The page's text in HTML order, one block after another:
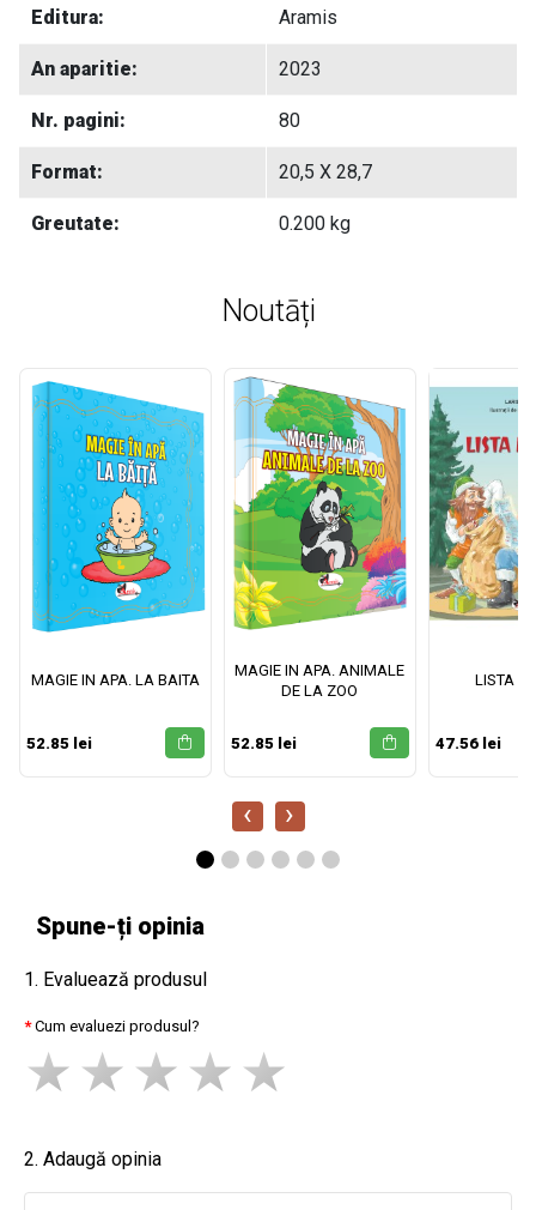
Editura: Aramis
An aparitie: 2023
Nr. pagini: 80
Format: 20,5 X 28,7
Greutate: 0.200 kg
Noutāți
MAGIE IN APA. LA BAITA
52.85 lei
MAGIE IN APA. ANIMALE
DE LA ZOO
52.85 lei
LISTA
47.56 lei
‹ ›
Spune-ți opinia
1. Evaluează produsul
Cum evaluezi produsul?
2. Adaugă opinia